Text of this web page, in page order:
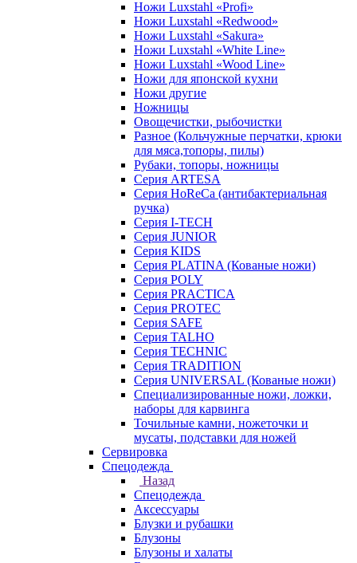
Ножи Luxstahl «Profi»
Ножи Luxstahl «Redwood»
Ножи Luxstahl «Sakura»
Ножи Luxstahl «White Line»
Ножи Luxstahl «Wood Line»
Ножи для японской кухни
Ножи другие
Ножницы
Овощечистки, рыбочистки
Разное (Кольчужные перчатки, крюки
для мяса,топоры, пилы)
Рубаки, топоры, ножницы
Серия ARTESA
Серия HoReCa (антибактериальная
ручка)
Серия I-TECH
Серия JUNIOR
Серия KIDS
Серия PLATINA (Кованые ножи)
Серия POLY
Серия PRACTICA
Серия PROTEC
Серия SAFE
Серия TALHO
Серия TECHNIC
Серия TRADITION
Серия UNIVERSAL (Кованые ножи)
Специализированные ножи, ложки,
наборы для карвинга
Точильные камни, ножеточки и
мусаты, подставки для ножей
Сервировка
Спецодежда
Назад
Спецодежда
Аксессуары
Блузки и рубашки
Блузоны
Блузоны и халаты